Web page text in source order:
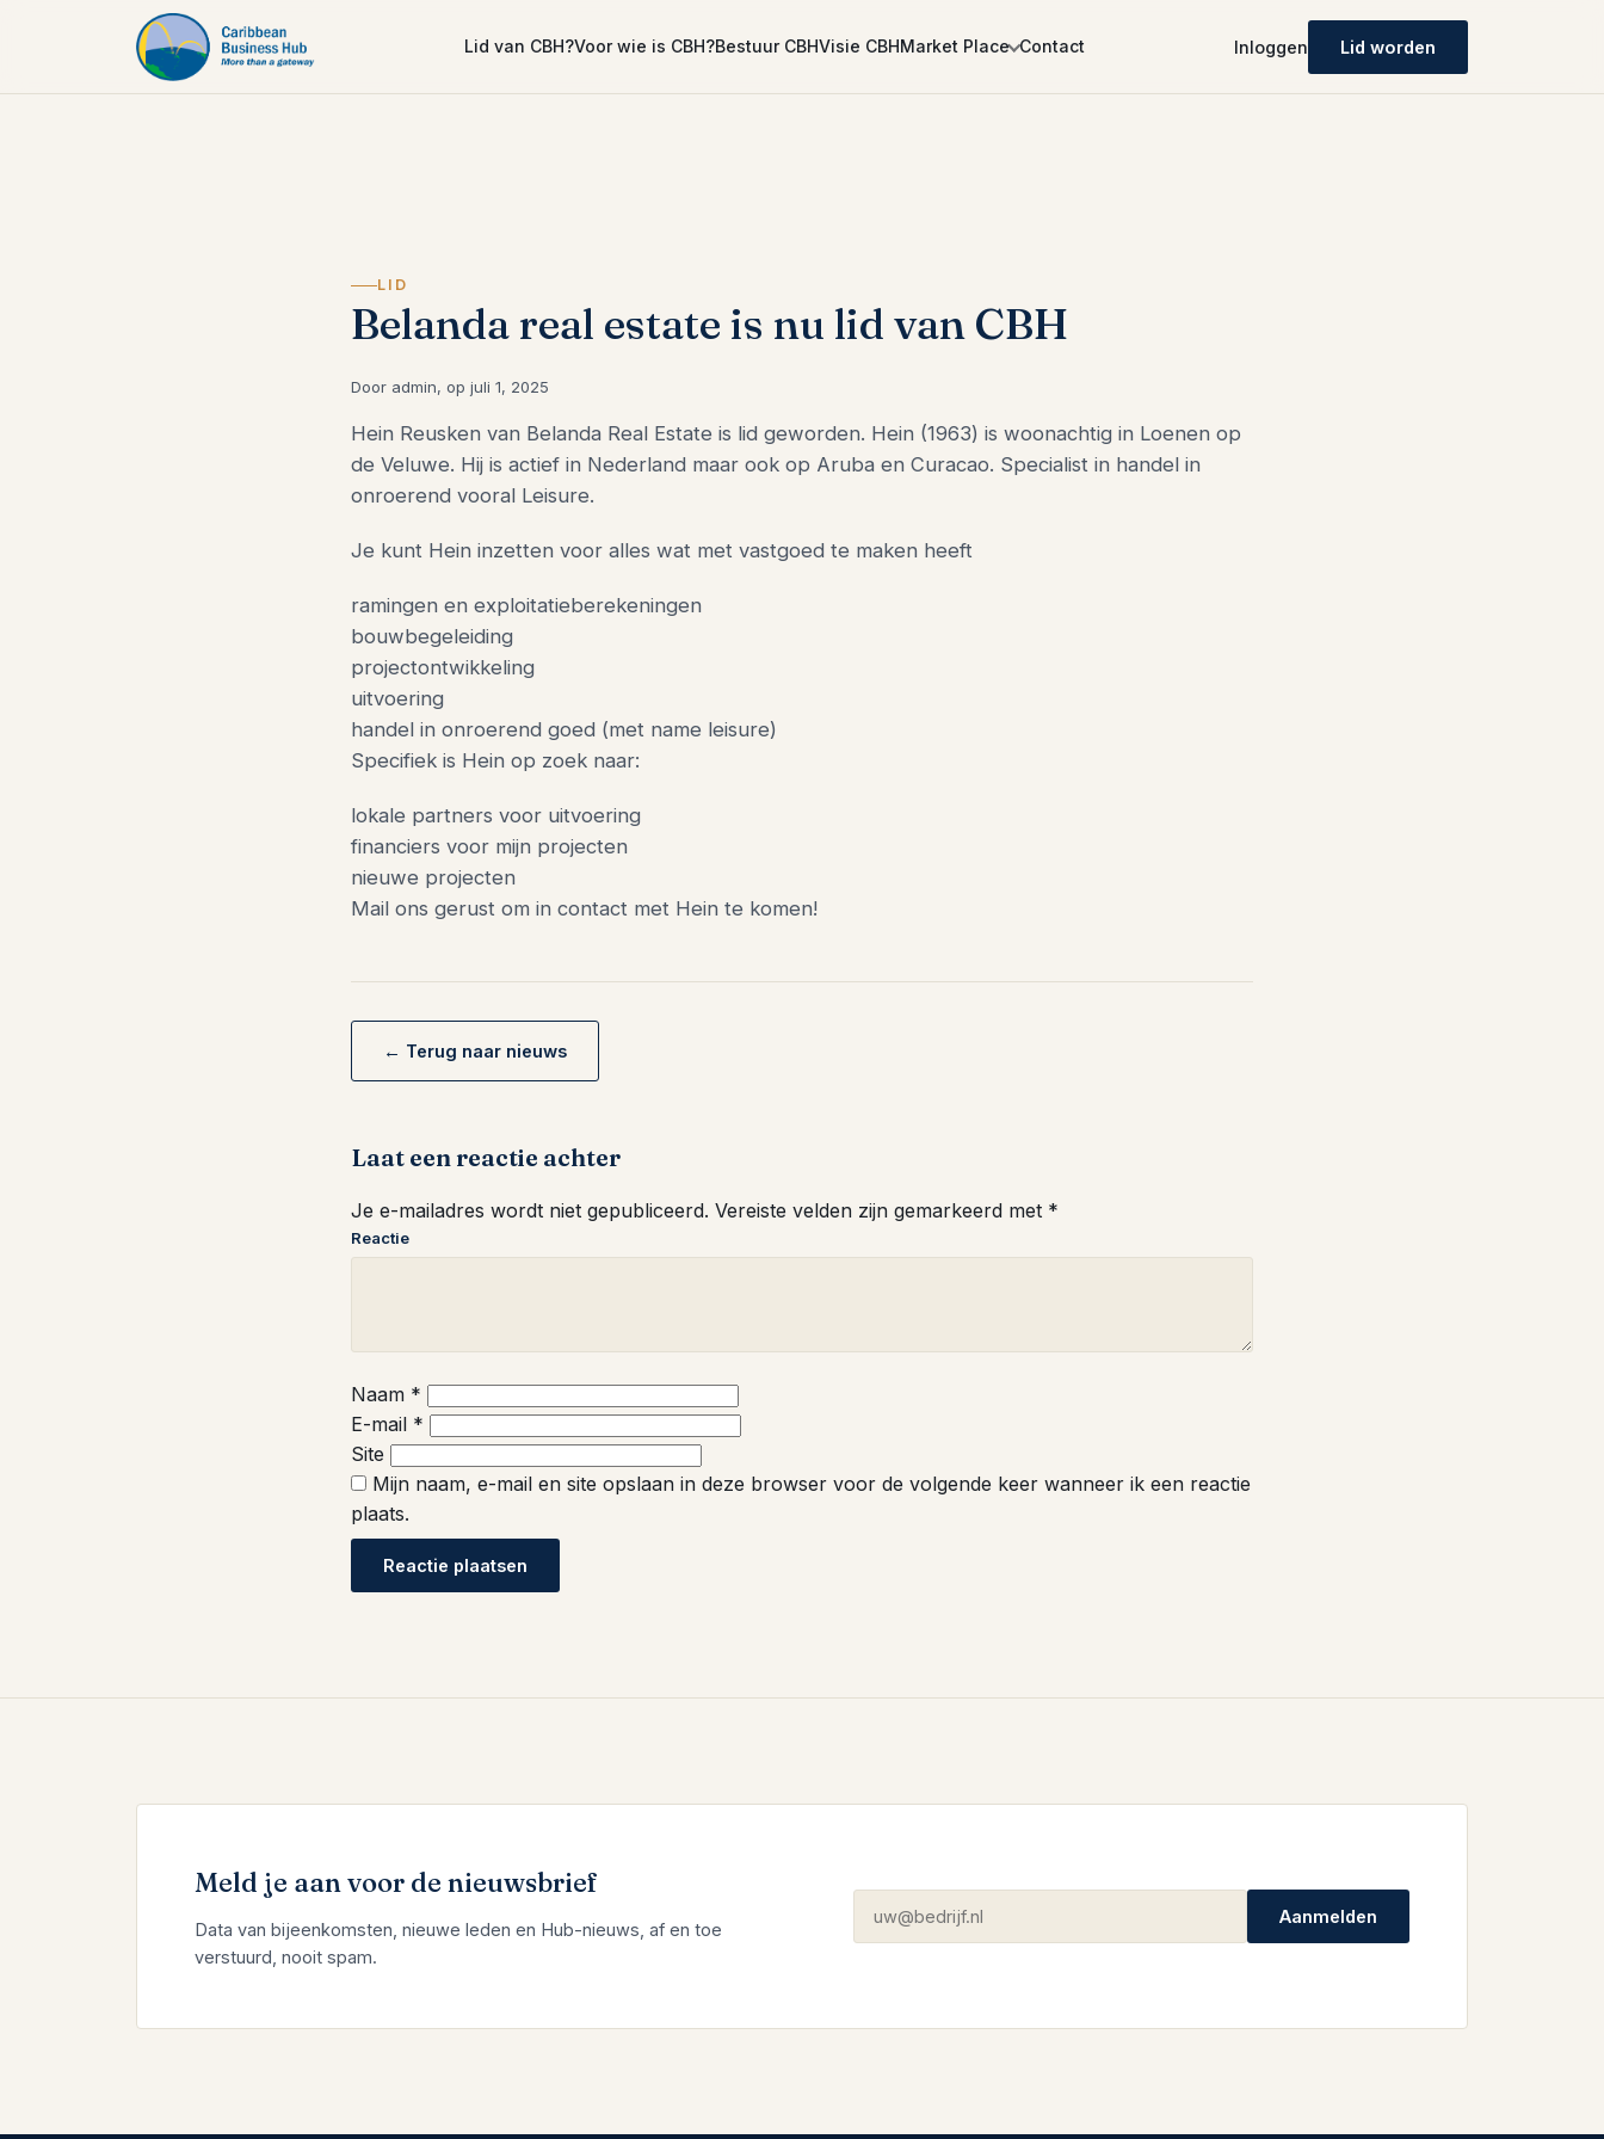
Lid van CBH?Voor wie is CBH?Bestuur CBHVisie CBHMarket Place Contact Inloggen Lid worden
LID
Belanda real estate is nu lid van CBH
Door admin, op juli 1, 2025
Hein Reusken van Belanda Real Estate is lid geworden. Hein (1963) is woonachtig in Loenen op
de Veluwe. Hij is actief in Nederland maar ook op Aruba en Curacao. Specialist in handel in
onroerend vooral Leisure.
Je kunt Hein inzetten voor alles wat met vastgoed te maken heeft
ramingen en exploitatieberekeningen
bouwbegeleiding
projectontwikkeling
uitvoering
handel in onroerend goed (met name leisure)
Specifiek is Hein op zoek naar:
lokale partners voor uitvoering
financiers voor mijn projecten
nieuwe projecten
Mail ons gerust om in contact met Hein te komen!
← Terug naar nieuws
Laat een reactie achter
Je e-mailadres wordt niet gepubliceerd. Vereiste velden zijn gemarkeerd met *
Reactie
Naam *
E-mail *
Site
Mijn naam, e-mail en site opslaan in deze browser voor de volgende keer wanneer ik een reactie
plaats.
Meld je aan voor de nieuwsbrief
Data van bijeenkomsten, nieuwe leden en Hub-nieuws, af en toe
verstuurd, nooit spam.
Aanmelden